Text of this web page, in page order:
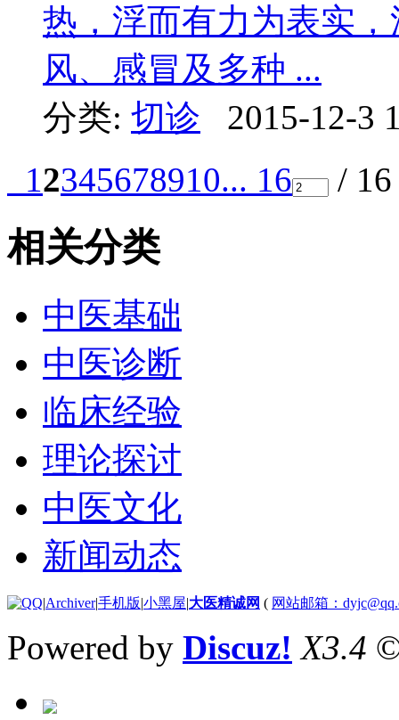
热，浮而有力为表实
风、感冒及多种 ...
分类: 切诊
2015-12-3
12345678910... 16 /
相关分类
中医基础
中医诊断
临床经验
理论探讨
中医文化
新闻动态
|Archiver|手机版|小黑屋|大医精诚网 ( 网站邮箱：
Powered by Discuz! X3.4